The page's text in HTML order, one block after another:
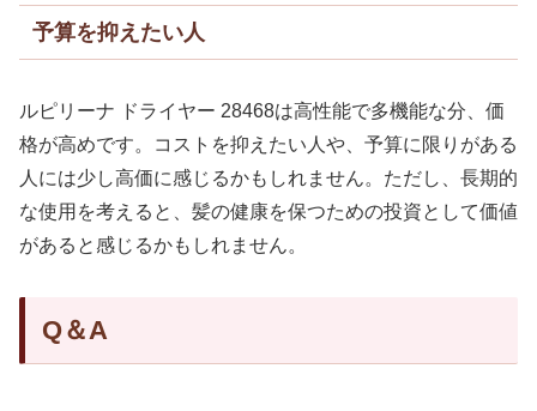
予算を抑えたい人
ルピリーナ ドライヤー 28468は高性能で多機能な分、価
格が高めです。コストを抑えたい人や、予算に限りがある
人には少し高価に感じるかもしれません。ただし、長期的
な使用を考えると、髪の健康を保つための投資として価値
があると感じるかもしれません。
Q＆A